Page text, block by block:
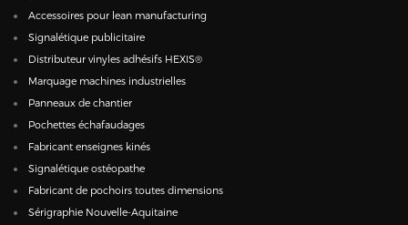
Accessoires pour lean manufacturing
Signalétique publicitaire
Distributeur vinyles adhésifs HEXIS®
Marquage machines industrielles
Panneaux de chantier
Pochettes échafaudages
Fabricant enseignes kinés
Signalétique ostéopathe
Fabricant de pochoirs toutes dimensions
Sérigraphie Nouvelle-Aquitaine